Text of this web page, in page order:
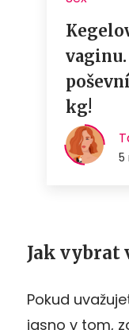
Jak vybrat
Pokud
jasno v tom,